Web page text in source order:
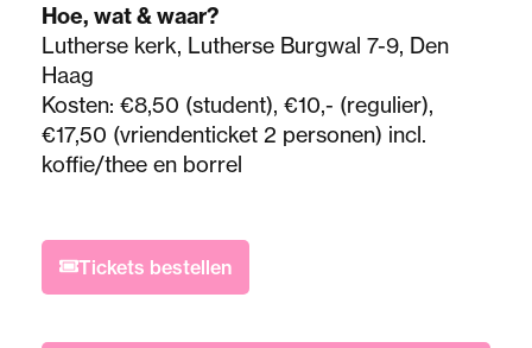
Hoe, wat & waar?
Lutherse kerk, Lutherse Burgwal 7-9, Den
Haag
Kosten: €8,50 (student), €10,- (regulier),
€17,50 (vriendenticket 2 personen) incl.
koffie/thee en borrel
Tickets bestellen